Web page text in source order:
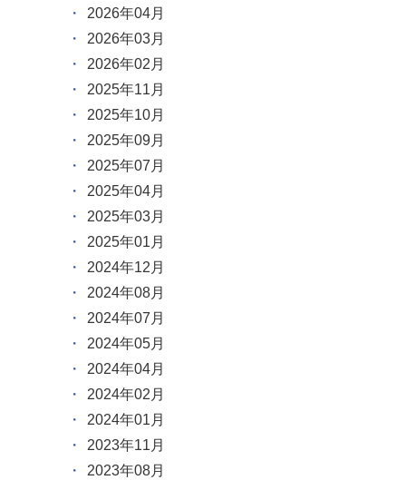
2026年04月
2026年03月
2026年02月
2025年11月
2025年10月
2025年09月
2025年07月
2025年04月
2025年03月
2025年01月
2024年12月
2024年08月
2024年07月
2024年05月
2024年04月
2024年02月
2024年01月
2023年11月
2023年08月